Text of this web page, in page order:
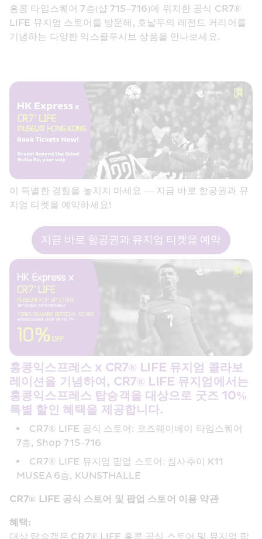
홍콩 타임스퀘어 7층(샵 715–716)에 위치한 공식 CR7®
LIFE 뮤지엄 스토어를 방문해, 호날두의 레전드 커리어를
기념하는 다양한 익스클루시브 상품을 만나보세요.
이 특별한 경험을 놓치지 마세요 — 지금 바로 항공권과 뮤
지엄 티켓을 예약하세요!
지금 바로 항공권과 뮤지엄 티켓을 예약
홍콩익스프레스 x CR7® LIFE 뮤지엄 콜라보
레이션을 기념하여, CR7® LIFE 뮤지엄에서는
홍콩익스프레스 탑승객을 대상으로 굿즈 10%
특별 할인 혜택을 제공합니다.
CR7® LIFE 공식 스토어: 코즈웨이베이 타임스퀘어
7층, Shop 715–716
CR7® LIFE 뮤지엄 팝업 스토어: 침사추이 K11
MUSEA 6층, KUNSTHALLE
CR7® LIFE 공식 스토어 및 팝업 스토어 이용 약관
혜택: